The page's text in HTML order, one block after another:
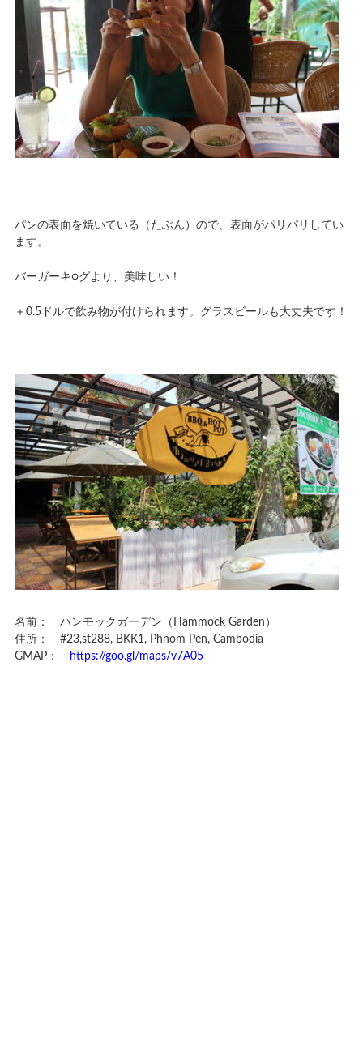
パンの表面を焼いている（たぶん）ので、表面がパリパリしてい
ます。
バーガーキ○グより、美味しい！
＋0.5ドルで飲み物が付けられます。グラスビールも大丈夫です！
名前： ハンモックガーデン（Hammock Garden）
住所： #23,st288, BKK1, Phnom Pen, Cambodia
GMAP：
https://goo.gl/maps/v7A05